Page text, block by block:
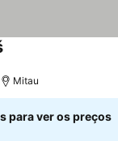
Ver preços
Mitau
para ver os preços